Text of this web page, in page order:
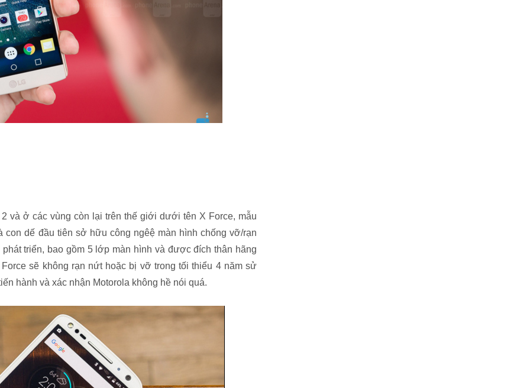
và ở các vùng còn lại trên thế giới dưới tên X Force, mẫu
con dế đầu tiên sở hữu công ngêệ màn hình chống vỡ/rạn
triển, bao gồm 5 lớp màn hình và được đích thân hãng
sẽ không rạn nứt hoặc bị vỡ trong tối thiểu 4 năm sử
hành và xác nhận Motorola không hề nói quá.